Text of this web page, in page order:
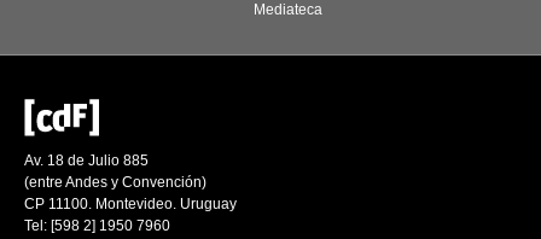
Mediateca
Av. 18 de Julio 885
(entre Andes y Convención)
CP 11100. Montevideo. Uruguay
Tel: [598 2] 1950 7960